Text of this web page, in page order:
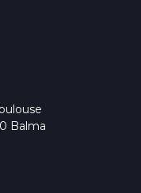
Balma